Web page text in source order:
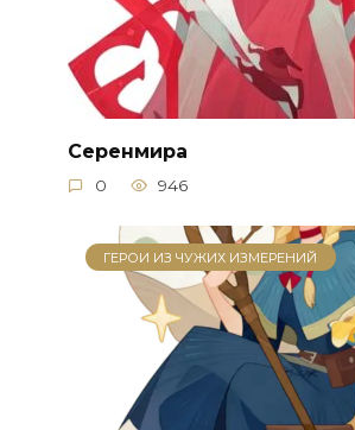
Серенмира
0 946
ГЕРОИ ИЗ ЧУЖИХ ИЗМЕРЕНИЙ